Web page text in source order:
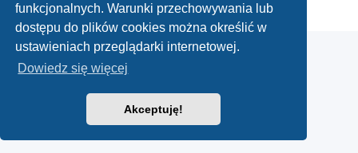
funkcjonalnych. Warunki przechowywania lub
dostępu do plików cookies można określić w
ustawieniach przeglądarki internetowej.
Dowiedz się więcej
Akceptuję!
Zasady ochrony danych osobowych |Regulamin